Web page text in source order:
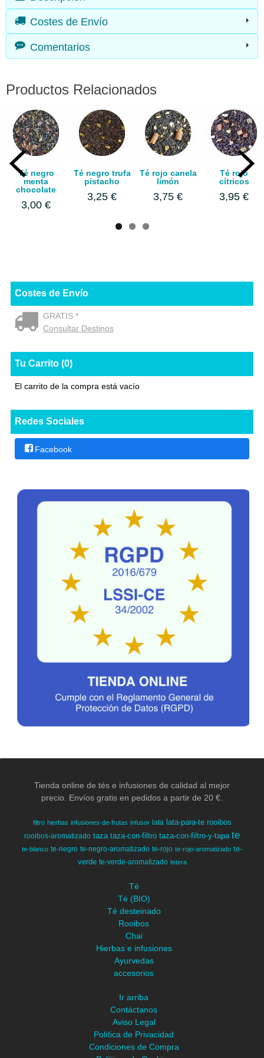
Costes de Envío
GRATIS *
Consultar Destinos
Tu Carrito (0)
El carrito de la compra está vacío
Redes Sociales
Facebook
Costes de Envío
Comentarios
Productos Relacionados
Té negro
menta
chocolate
3,00 €
Té negro trufa
pistacho
3,25 €
Té rojo canela
limón
3,75 €
Té rojo
cítricos
3,95 €
Tienda online de tés e infusiones de calidad al mejor
precio. Envíos gratis en pedidos a partir de 20 €.
filtro hierbas infusiones-de-frutas infusor lata lata-para-te rooibos
rooibos-aromatizado taza taza-con-filtro taza-con-filtro-y-tapa te
te-blanco te-negro te-negro-aromatizado te-rojo te-rojo-aromatizado te-
verde te-verde-aromatizado tetera
Té
Té (BIO)
Té desteinado
Rooibos
Chai
Hierbas e infusiones
Ayurvedas
accesorios
Ir arriba
Contáctanos
Aviso Legal
Política de Privacidad
Condiciones de Compra